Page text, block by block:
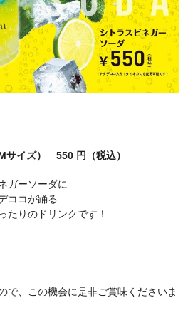
イズ）　550 円（税込）
ガーソーダに
ココが踊る
たりのドリンクです！
で、この機会に是非ご賞味くださいま